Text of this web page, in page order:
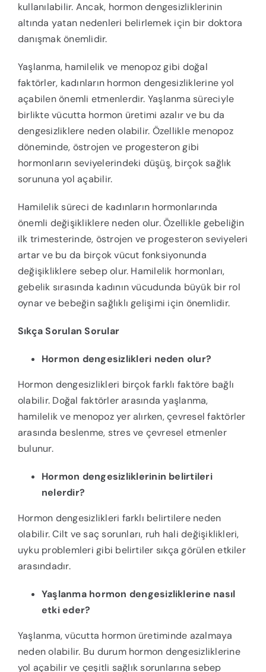
kullanılabilir. Ancak, hormon dengesizliklerinin
altında yatan nedenleri belirlemek için bir doktora
danışmak önemlidir.
Yaşlanma, hamilelik ve menopoz gibi doğal
faktörler, kadınların hormon dengesizliklerine yol
açabilen önemli etmenlerdir. Yaşlanma süreciyle
birlikte vücutta hormon üretimi azalır ve bu da
dengesizliklere neden olabilir. Özellikle menopoz
döneminde, östrojen ve progesteron gibi
hormonların seviyelerindeki düşüş, birçok sağlık
sorununa yol açabilir.
Hamilelik süreci de kadınların hormonlarında
önemli değişikliklere neden olur. Özellikle gebeliğin
ilk trimesterinde, östrojen ve progesteron seviyeleri
artar ve bu da birçok vücut fonksiyonunda
değişikliklere sebep olur. Hamilelik hormonları,
gebelik sırasında kadının vücudunda büyük bir rol
oynar ve bebeğin sağlıklı gelişimi için önemlidir.
Sıkça Sorulan Sorular
Hormon dengesizlikleri neden olur?
Hormon dengesizlikleri birçok farklı faktöre bağlı
olabilir. Doğal faktörler arasında yaşlanma,
hamilelik ve menopoz yer alırken, çevresel faktörler
arasında beslenme, stres ve çevresel etmenler
bulunur.
Hormon dengesizliklerinin belirtileri
nelerdir?
Hormon dengesizlikleri farklı belirtilere neden
olabilir. Cilt ve saç sorunları, ruh hali değişiklikleri,
uyku problemleri gibi belirtiler sıkça görülen etkiler
arasındadır.
Yaşlanma hormon dengesizliklerine nasıl
etki eder?
Yaşlanma, vücutta hormon üretiminde azalmaya
neden olabilir. Bu durum hormon dengesizliklerine
yol açabilir ve çeşitli sağlık sorunlarına sebep